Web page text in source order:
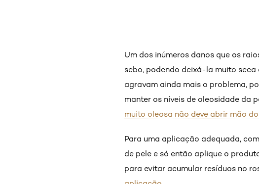
Um dos inúmeros danos que os
sebo, podendo deixá-la muito seca
agravam ainda mais o problema,
manter os níveis de oleosidade da
muito oleosa não deve abrir mão
Para uma aplicação adequada,
de pele e só então aplique o
para evitar acumular resíduos no